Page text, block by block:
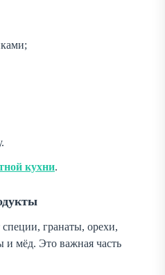
кухни.
гранаты, орехи,
мёд. Это важная часть